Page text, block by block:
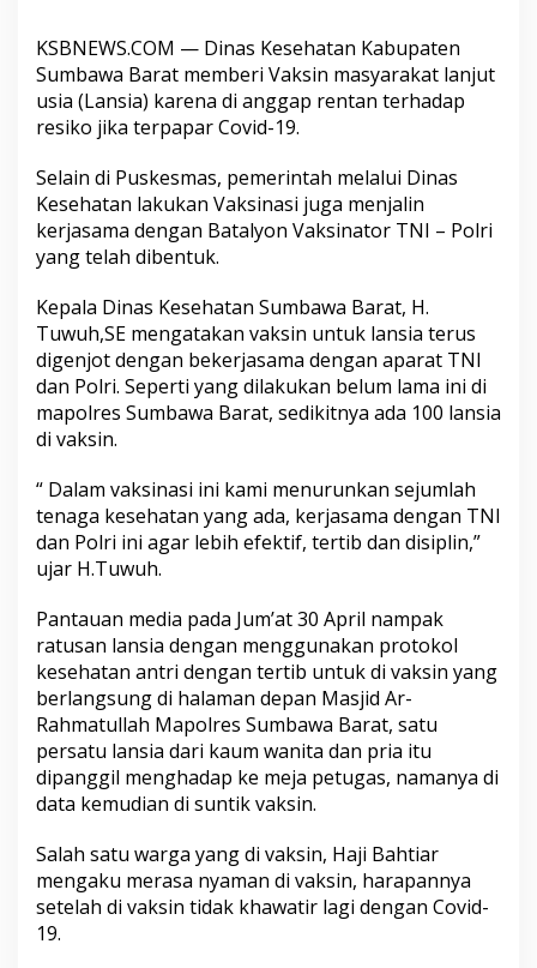
KSBNEWS.COM — Dinas Kesehatan Kabupaten
Sumbawa Barat memberi Vaksin masyarakat lanjut
usia (Lansia) karena di anggap rentan terhadap
resiko jika terpapar Covid-19.
Selain di Puskesmas, pemerintah melalui Dinas
Kesehatan lakukan Vaksinasi juga menjalin
kerjasama dengan Batalyon Vaksinator TNI – Polri
yang telah dibentuk.
Kepala Dinas Kesehatan Sumbawa Barat, H.
Tuwuh,SE mengatakan vaksin untuk lansia terus
digenjot dengan bekerjasama dengan aparat TNI
dan Polri. Seperti yang dilakukan belum lama ini di
mapolres Sumbawa Barat, sedikitnya ada 100 lansia
di vaksin.
“ Dalam vaksinasi ini kami menurunkan sejumlah
tenaga kesehatan yang ada, kerjasama dengan TNI
dan Polri ini agar lebih efektif, tertib dan disiplin,”
ujar H.Tuwuh.
Pantauan media pada Jum’at 30 April nampak
ratusan lansia dengan menggunakan protokol
kesehatan antri dengan tertib untuk di vaksin yang
berlangsung di halaman depan Masjid Ar-
Rahmatullah Mapolres Sumbawa Barat, satu
persatu lansia dari kaum wanita dan pria itu
dipanggil menghadap ke meja petugas, namanya di
data kemudian di suntik vaksin.
Salah satu warga yang di vaksin, Haji Bahtiar
mengaku merasa nyaman di vaksin, harapannya
setelah di vaksin tidak khawatir lagi dengan Covid-
19.